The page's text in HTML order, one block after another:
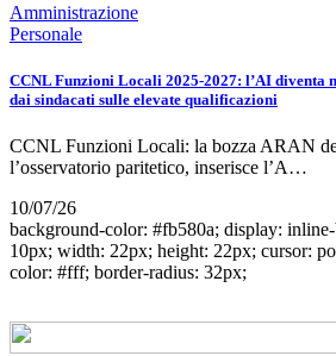
Amministrazione
Personale
CCNL Funzioni Locali 2025-2027: l’AI diventa
dai sindacati sulle elevate qualificazioni
CCNL Funzioni Locali: la bozza ARAN
l’osservatorio paritetico, inserisce l’A…
10/07/26
background-color: #fb580a; display:
10px; width: 22px; height: 22px; cursor:
color: #fff; border-radius: 32px;